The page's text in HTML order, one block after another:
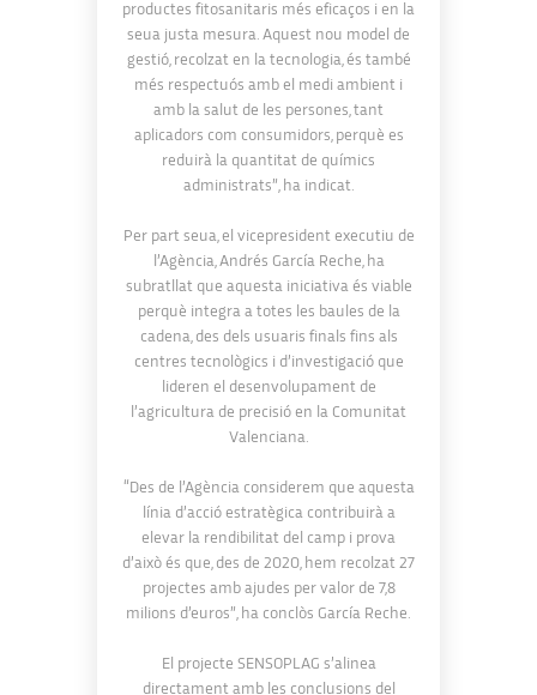
productes fitosanitaris més eficaços i en la
seua justa mesura. Aquest nou model de
gestió, recolzat en la tecnologia, és també
més respectuós amb el medi ambient i
amb la salut de les persones, tant
aplicadors com consumidors, perquè es
reduirà la quantitat de químics
administrats”, ha indicat.
Per part seua, el vicepresident executiu de
l’Agència, Andrés García Reche, ha
subratllat que aquesta iniciativa és viable
perquè integra a totes les baules de la
cadena, des dels usuaris finals fins als
centres tecnològics i d’investigació que
lideren el desenvolupament de
l’agricultura de precisió en la Comunitat
Valenciana.
“Des de l’Agència considerem que aquesta
línia d’acció estratègica contribuirà a
elevar la rendibilitat del camp i prova
d’això és que, des de 2020, hem recolzat 27
projectes amb ajudes per valor de 7,8
milions d’euros”, ha conclòs García Reche.
El projecte SENSOPLAG s’alinea
directament amb les conclusions del